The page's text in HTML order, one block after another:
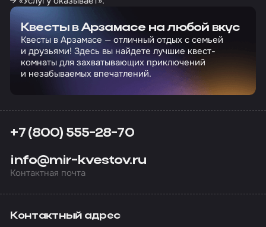
Квесты в Арзамасе на любой вкус
Квесты в Арзамасе — отличный отдых с семьей
и друзьями! Здесь вы найдете лучшие квест-
комнаты для захватывающих приключений
и незабываемых впечатлений.
+7 (800) 555-28-70
info@mir-kvestov.ru
Контактная почта
Контактный адрес